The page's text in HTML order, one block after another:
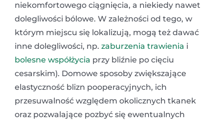
niekomfortowego ciągnięcia, a niekiedy nawet
dolegliwości bólowe. W zależności od tego, w
którym miejscu się lokalizują, mogą też dawać
inne dolegliwości, np. zaburzenia trawienia i
bolesne współżycia przy bliźnie po cięciu
cesarskim). Domowe sposoby zwiększające
elastyczność blizn pooperacyjnych, ich
przesuwalność względem okolicznych tkanek
oraz pozwalające pozbyć się ewentualnych